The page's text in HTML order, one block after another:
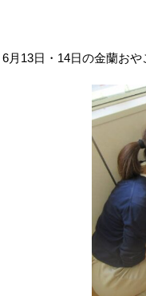
6月13日・14日の金蘭おや